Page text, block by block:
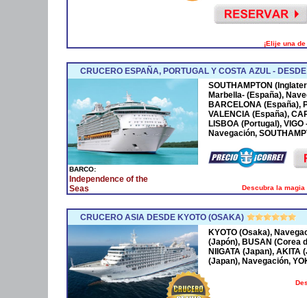
¡Elije una
CRUCERO ESPAÑA, PORTUGAL Y COSTA AZUL -
BARCO:
Independence of the
Seas
SOUTHAMPTON
Marbella- (España),
BARCELONA (España),
VALENCIA (España),
LISBOA (Portugal),
Navegación,
Descubra la
CRUCERO ASIA DESDE KYOTO (OSAKA)
KYOTO (Osaka),
(Japón), BUSAN (Corea
NIIGATA (Japan), AKITA
(Japan), Navegación,